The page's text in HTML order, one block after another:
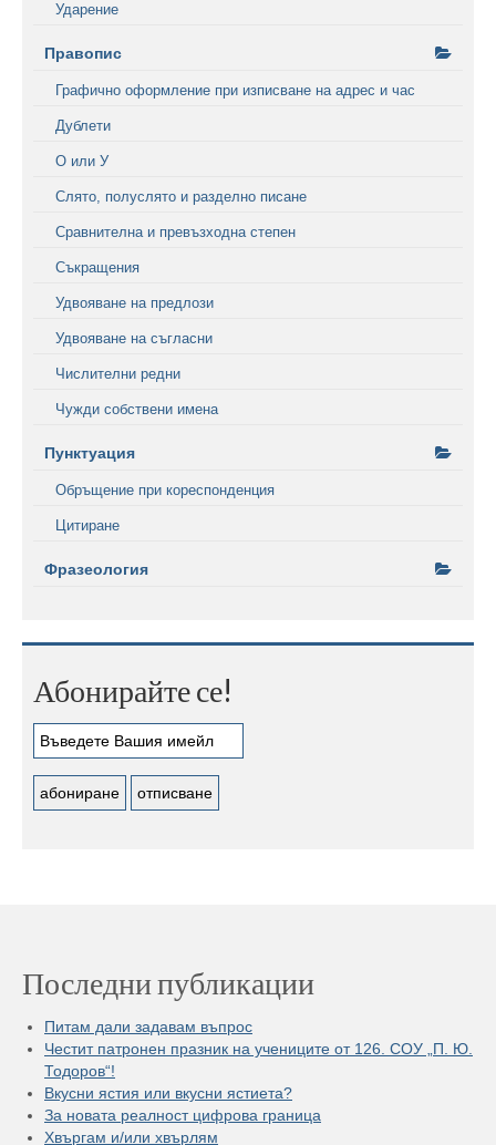
Ударение
Правопис
Графично оформление при изписване на адрес и час
Дублети
О или У
Слято, полуслято и разделно писане
Сравнителна и превъзходна степен
Съкращения
Удвояване на предлози
Удвояване на съгласни
Числителни редни
Чужди собствени имена
Пунктуация
Обръщение при кореспонденция
Цитиране
Фразеология
Абонирайте се!
Последни публикации
Питам дали задавам въпрос
Честит патронен празник на учениците от 126. СОУ „П. Ю.
Тодоров“!
Вкусни ястия или вкусни ястиета?
За новата реалност цифрова граница
Хвъргам и/или хвърлям